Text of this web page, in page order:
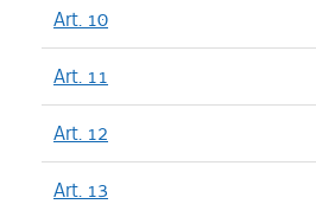
Art. 10
Art. 11
Art. 12
Art. 13